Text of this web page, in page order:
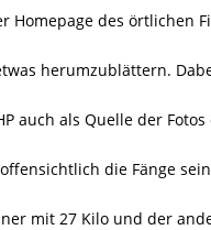
Homepage des örtlichen
herumzublättern.
auch als Quelle der Fotos
die Fänge
mit 27 Kilo und der